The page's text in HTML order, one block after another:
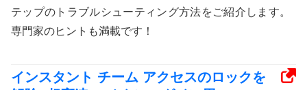
テップのトラブルシューティング方法をご紹介します。
専門家のヒントも満載です！
インスタント チーム アクセスのロックを